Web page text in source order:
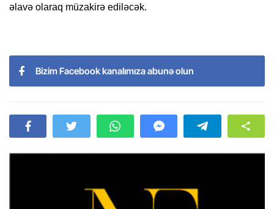
əlavə olaraq müzakirə ediləcək.
Bizim Facebook kanalımıza abunə olun